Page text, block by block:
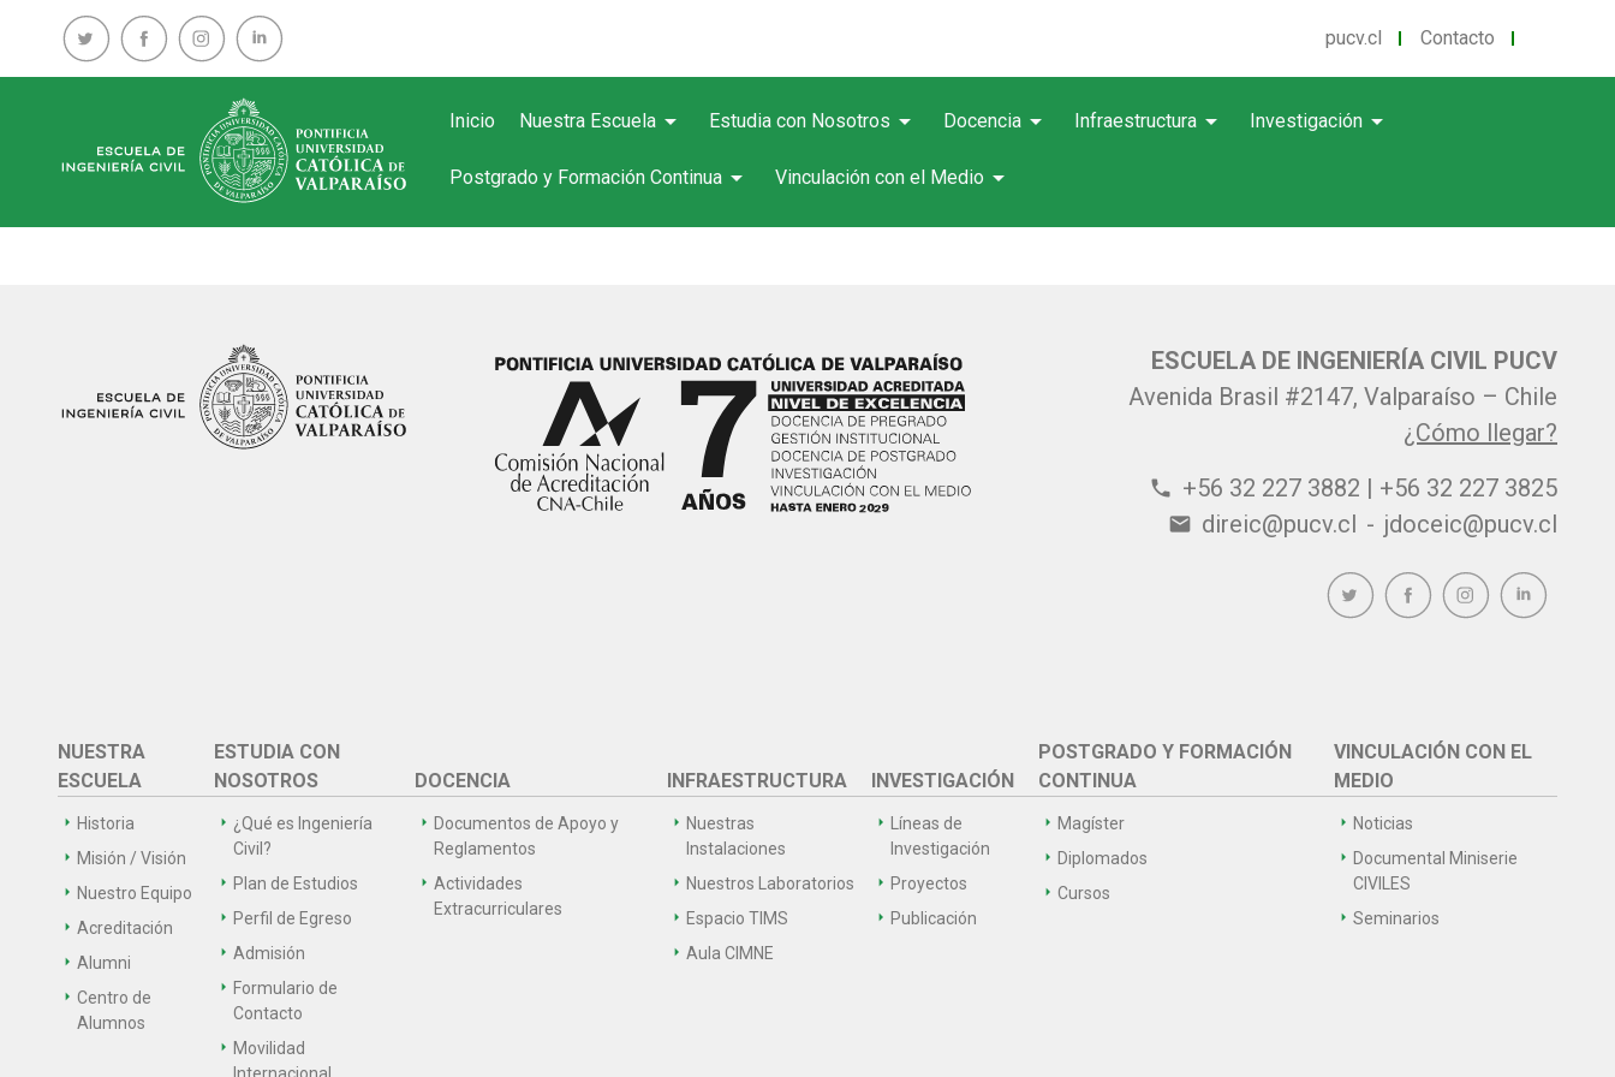
pucv.cl Contacto
Inicio Nuestra Escuela arrow_drop_down Estudia con Nosotros arrow_drop_down Docencia arrow_drop_down Infraestructura arrow_drop_down Investigación arrow_drop_down
Postgrado y Formación Continua arrow_drop_down Vinculación con el Medio arrow_drop_down
ESCUELA DE INGENIERÍA CIVIL PUCV
Avenida Brasil #2147, Valparaíso – Chile
¿Cómo llegar?
phone +56 32 227 3882 | +56 32 227 3825
email direic@pucv.cl - jdoceic@pucv.cl
NUESTRA
ESCUELA
Historia
Misión / Visión
Nuestro Equipo
Acreditación
Alumni
Centro de
Alumnos
ESTUDIA CON
NOSOTROS
¿Qué es Ingeniería
Civil?
Plan de Estudios
Perfil de Egreso
Admisión
Formulario de
Contacto
Movilidad
DOCENCIA
Documentos de Apoyo y
Reglamentos
Actividades
Extracurriculares
INFRAESTRUCTURA
Nuestras
Instalaciones
Nuestros Laboratorios
Espacio TIMS
Aula CIMNE
INVESTIGACIÓN
Líneas de
Investigación
Proyectos
Publicación
POSTGRADO Y FORMACIÓN
CONTINUA
Magíster
Diplomados
Cursos
VINCULACIÓN CON EL
MEDIO
Noticias
Documental Miniserie
CIVILES
Seminarios